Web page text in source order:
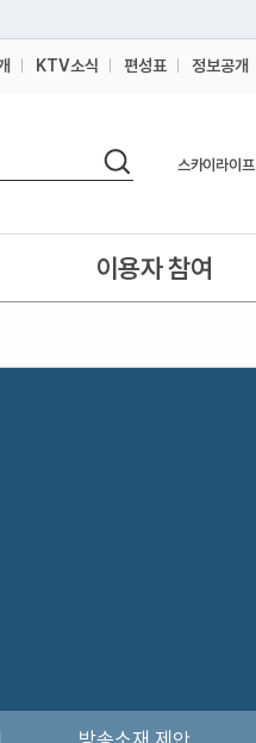
KTV소식 편성표 정보공개
검색
스카이라이프
스카이라이프
스카이라이프
이용자 참여